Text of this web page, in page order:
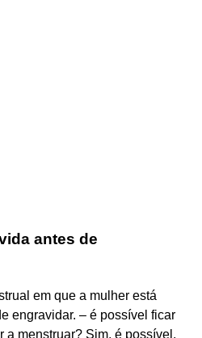
antes de
em que a mulher está
engravidar. – é possível ficar
a menstruar? Sim, é possível,